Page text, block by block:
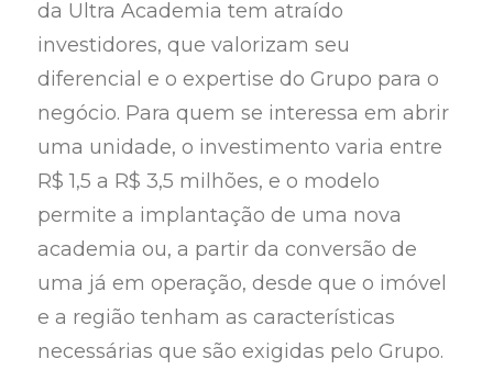
da Ultra Academia tem atraído
investidores, que valorizam seu
diferencial e o expertise do Grupo para o
negócio. Para quem se interessa em abrir
uma unidade, o investimento varia entre
R$ 1,5 a R$ 3,5 milhões, e o modelo
permite a implantação de uma nova
academia ou, a partir da conversão de
uma já em operação, desde que o imóvel
e a região tenham as características
necessárias que são exigidas pelo Grupo.